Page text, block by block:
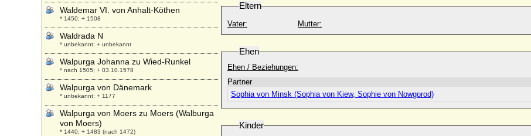
Eltern
Vater: Mutter:
Ehen
Ehen / Beziehungen:
Partner
Sophia von Minsk (Sophia von Kiew, Sophie von Nowgorod)
Kinder
Waldemar VI. von Anhalt-Köthen
* 1450; + 1508
Waldrada N
* unbekannt; + unbekannt
Walpurga Johanna zu Wied-Runkel
* nach 1505; + 03.10.1578
Walpurga von Dänemark
* unbekannt; + 1177
Walpurga von Moers zu Moers (Walburga
von Moers)
* 1440; + 1483 (nach 1472)